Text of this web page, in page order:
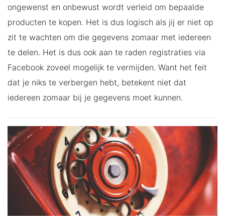
ongewenst en onbewust wordt verleid om bepaalde
producten te kopen. Het is dus logisch als jij er niet op
zit te wachten om die gegevens zomaar met iedereen
te delen. Het is dus ook aan te raden registraties via
Facebook zoveel mogelijk te vermijden. Want het feit
dat je niks te verbergen hebt, betekent niet dat
iedereen zomaar bij je gegevens moet kunnen.